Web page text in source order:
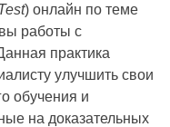
) онлайн по теме
работы с
практика
улучшить свои
обучения и
на доказательных